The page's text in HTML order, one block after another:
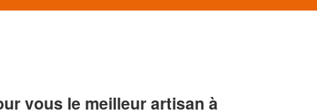
vous le meilleur artisan à